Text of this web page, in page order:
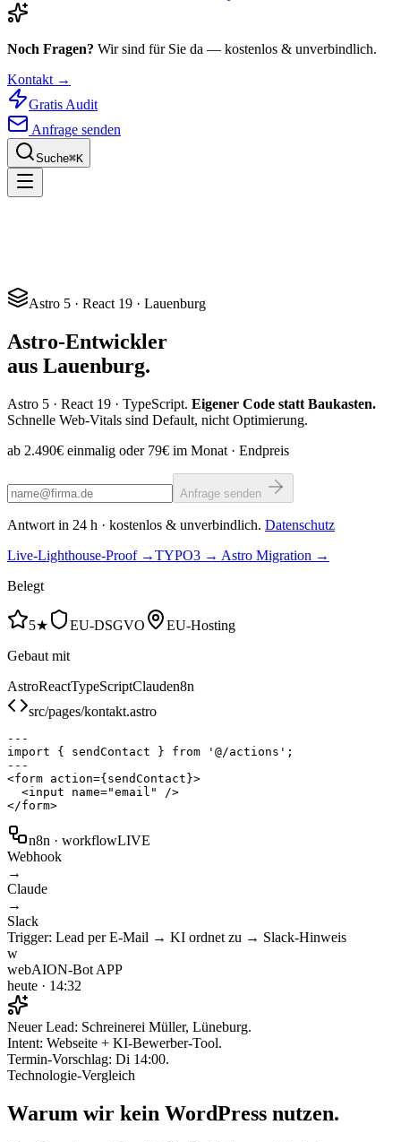
Noch Fragen? Wir sind für Sie da — kostenlos & unverbindlich.
Kontakt →
Gratis Audit
Anfrage senden
Suche⌘K
Astro 5 · React 19 · Lauenburg
Astro-Entwickler
aus Lauenburg.
Astro 5 · React 19 · TypeScript. Eigener Code statt Baukasten.
Schnelle Web-Vitals sind Default, nicht Optimierung.
ab 2.490€ einmalig oder 79€ im Monat · Endpreis
Anfrage senden
Antwort in 24 h · kostenlos & unverbindlich. Datenschutz
Live-Lighthouse-Proof →TYPO3 → Astro Migration →
Belegt
5★ EU-DSGVO
EU-Hosting
Gebaut mit
AstroReactTypeScriptClauden8n
src/pages/kontakt.astro
---
import
{ sendContact } from '@/actions'
---
<form action={sendContact}>
<input
name="email"
/>
</form>
n8n · workflowLIVE
Webhook
→
Claude
→
Slack
Trigger: Lead per E-Mail → KI ordnet zu → Slack-Hinweis
w
webAION-Bot APP
heute · 14:32
Neuer Lead: Schreinerei Müller, Lüneburg.
Intent: Webseite + KI-Bewerber-Tool.
Termin-Vorschlag: Di 14:00.
Technologie-Vergleich
Warum wir kein WordPress nutzen.